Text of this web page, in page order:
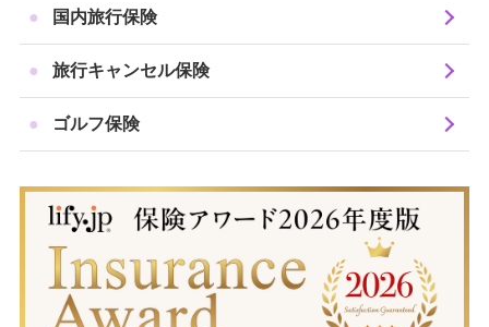
国内旅行保険
旅行キャンセル保険
ゴルフ保険